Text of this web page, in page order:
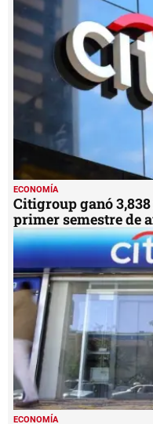
ECONOMÍA
Citigroup ganó
primer semestre de
ECONOMÍA